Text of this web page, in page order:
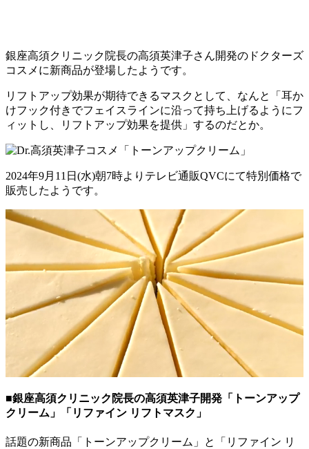
銀座高須クリニック院長の高須英津子さん開発のドクターズ
コスメに新商品が登場したようです。
リフトアップ効果が期待できるマスクとして、なんと「耳か
けフック付きでフェイスラインに沿って持ち上げるようにフ
ィットし、リフトアップ効果を提供」するのだとか。
2024年9月11日(水)朝7時よりテレビ通販QVCにて特別価格で
販売したようです。
■銀座高須クリニック院長の高須英津子開発「トーンアップ
クリーム」「リファイン リフトマスク」
話題の新商品「トーンアップクリーム」と「リファイン リ